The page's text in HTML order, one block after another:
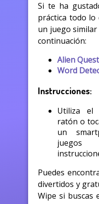
Si te ha
práctica todo lo
un juego similar
continuación:
Alien Quest
Word
Instrucciones:
Utiliza el
ratón o
un
juegos
Puedes
divertidos y
Wipe si buscas